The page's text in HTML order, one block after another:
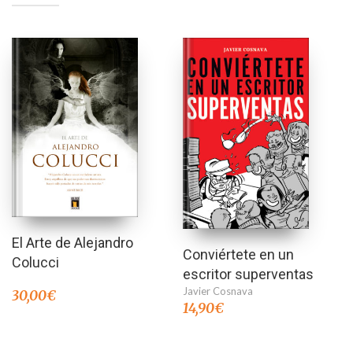
El Arte de Alejandro
Colucci
30,00€
Conviértete en un
escritor superventas
Javier Cosnava
14,90€